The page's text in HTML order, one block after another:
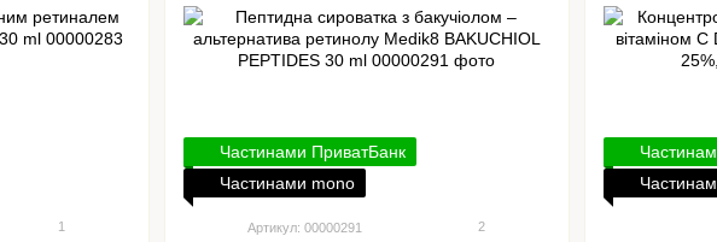
1
Частинами ПриватБанк
Частинами mono
Артикул: 00000291 2